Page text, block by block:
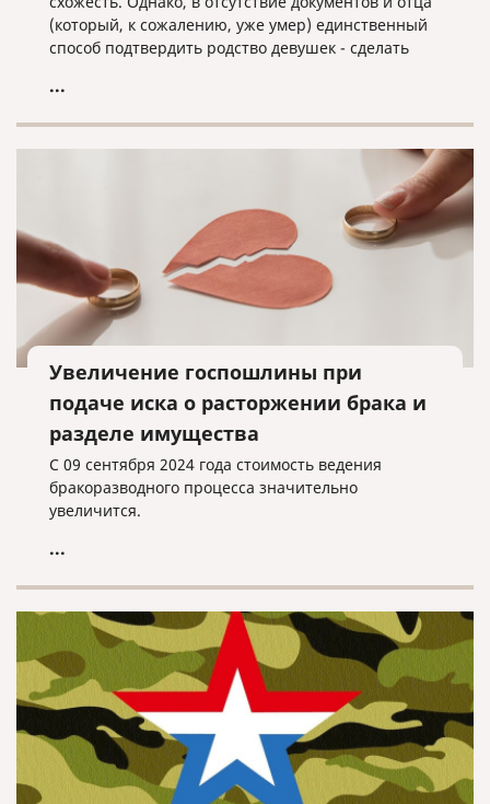
(который, к сожалению, уже умер) единственный
способ подтвердить родство девушек - сделать
неожиданным - удивились все участники
...
Увеличение госпошлины при
подаче иска о расторжении брака и
разделе имущества
С 09 сентября 2024 года стоимость ведения
бракоразводного процесса значительно
увеличится.
...